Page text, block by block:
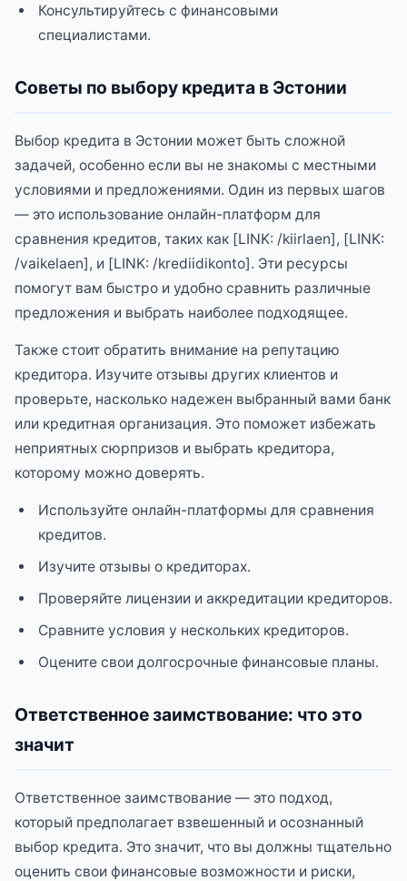
Консультируйтесь с финансовыми
специалистами.
Советы по выбору кредита в Эстонии
Выбор кредита в Эстонии может быть сложной
задачей, особенно если вы не знакомы с местными
условиями и предложениями. Один из первых шагов
— это использование онлайн-платформ для
сравнения кредитов, таких как [LINK: /kiirlaen], [LINK:
/vaikelaen], и [LINK: /krediidikonto]. Эти ресурсы
помогут вам быстро и удобно сравнить различные
предложения и выбрать наиболее подходящее.
Также стоит обратить внимание на репутацию
кредитора. Изучите отзывы других клиентов и
проверьте, насколько надежен выбранный вами банк
или кредитная организация. Это поможет избежать
неприятных сюрпризов и выбрать кредитора,
которому можно доверять.
Используйте онлайн-платформы для сравнения
кредитов.
Изучите отзывы о кредиторах.
Проверяйте лицензии и аккредитации кредиторов.
Сравните условия у нескольких кредиторов.
Оцените свои долгосрочные финансовые планы.
Ответственное заимствование: что это
значит
Ответственное заимствование — это подход,
который предполагает взвешенный и осознанный
выбор кредита. Это значит, что вы должны тщательно
оценить свои финансовые возможности и риски,